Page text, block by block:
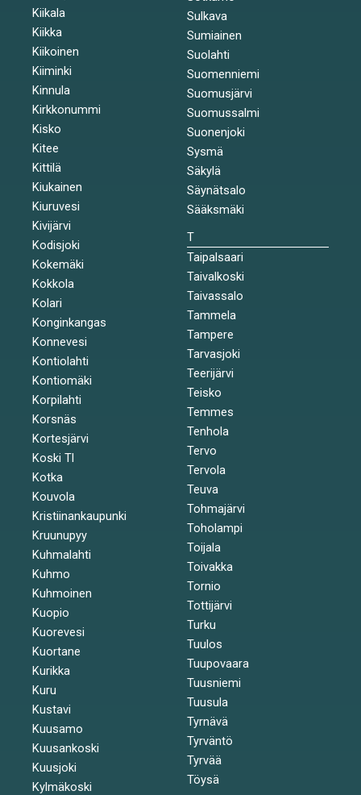
Kiikala
Kiikka
Kiikoinen
Kiiminki
Kinnula
Kirkkonummi
Kisko
Kitee
Kittilä
Kiukainen
Kiuruvesi
Kivijärvi
Kodisjoki
Kokemäki
Kokkola
Kolari
Konginkangas
Konnevesi
Kontiolahti
Kontiomäki
Korpilahti
Korsnäs
Kortesjärvi
Koski Tl
Kotka
Kouvola
Kristiinankaupunki
Kruunupyy
Kuhmalahti
Kuhmo
Kuhmoinen
Kuopio
Kuorevesi
Kuortane
Kurikka
Kuru
Kustavi
Kuusamo
Kuusankoski
Kuusjoki
Kylmäkoski
Sulkava
Sumiainen
Suolahti
Suomenniemi
Suomusjärvi
Suomussalmi
Suonenjoki
Sysmä
Säkylä
Säynätsalo
Sääksmäki
T
Taipalsaari
Taivalkoski
Taivassalo
Tammela
Tampere
Tarvasjoki
Teerijärvi
Teisko
Temmes
Tenhola
Tervo
Tervola
Teuva
Tohmajärvi
Toholampi
Toijala
Toivakka
Tornio
Tottijärvi
Turku
Tuulos
Tuupovaara
Tuusniemi
Tuusula
Tyrnävä
Tyrväntö
Tyrvää
Töysä